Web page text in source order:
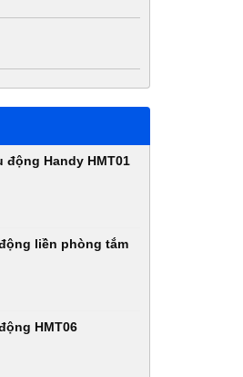
động Handy HMT01
liền phòng tắm
HMT06